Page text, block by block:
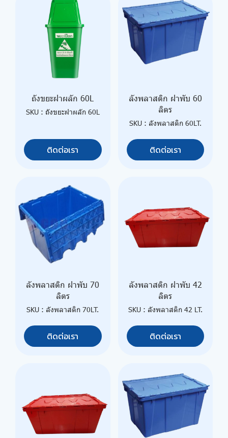
ถังขยะฝาผลัก 60L
SKU : ถังขยะฝาผลัก 60L
ติดต่อเรา
ลังพลาสติก ฝาพับ 60
ลิตร
SKU : ลังพลาสติก 60LT.
ติดต่อเรา
ลังพลาสติก ฝาพับ 70
ลิตร
SKU : ลังพลาสติก 70LT.
ติดต่อเรา
ลังพลาสติก ฝาพับ 42
ลิตร
SKU : ลังพลาสติก 42 LT.
ติดต่อเรา